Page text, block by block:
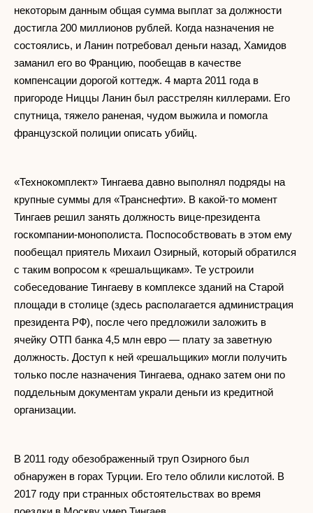
некоторым данным общая сумма выплат за должности
достигла 200 миллионов рублей. Когда назначения не
состоялись, и Ланин потребовал деньги назад, Хамидов
заманил его во Францию, пообещав в качестве
компенсации дорогой коттедж. 4 марта 2011 года в
пригороде Ниццы Ланин был расстрелян киллерами. Его
спутница, тяжело раненая, чудом выжила и помогла
французской полиции описать убийц.
«Технокомплект» Тингаева давно выполнял подряды на
крупные суммы для «Транснефти». В какой-то момент
Тингаев решил занять должность вице-президента
госкомпании-монополиста. Поспособствовать в этом ему
пообещал приятель Михаил Озирный, который обратился
с таким вопросом к «решальщикам». Те устроили
собеседование Тингаеву в комплексе зданий на Старой
площади в столице (здесь располагается администрация
президента РФ), после чего предложили заложить в
ячейку ОТП банка 4,5 млн евро — плату за заветную
должность. Доступ к ней «решальщики» могли получить
только после назначения Тингаева, однако затем они по
поддельным документам украли деньги из кредитной
организации.
В 2011 году обезображенный труп Озирного был
обнаружен в горах Турции. Его тело облили кислотой. В
2017 году при странных обстоятельствах во время